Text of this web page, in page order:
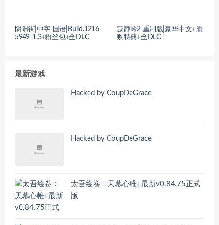
阴阳街|中字-国语|Build.1216
5949-1.3+粉丝包+全DLC
寂静岭2 重制版|豪华中文+预
购特典+全DLC
最新游戏
Hacked by CoupDeGrace
Hacked by CoupDeGrace
太吾绘卷：天幕心帷+最新v0.84.75正式
版